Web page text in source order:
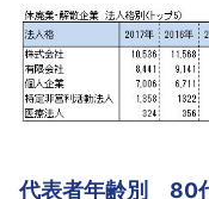
代表者年齢別 80